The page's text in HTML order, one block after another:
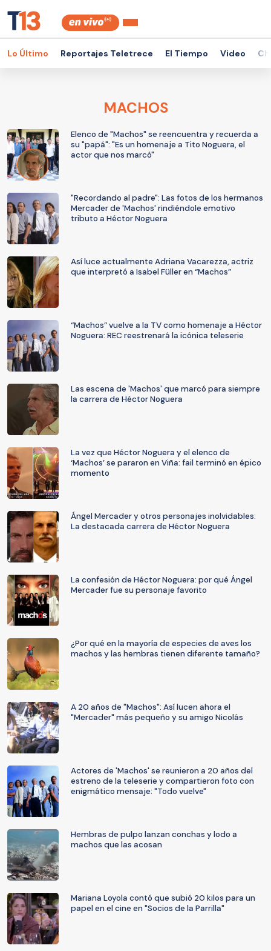
Lo Último Reportajes Teletrece El Tiempo Video
MACHOS
Elenco de "Machos" se reencuentra y recuerda a
su "papá": "Es un homenaje a Tito Noguera, el
actor que nos marcó"
"Recordando al padre": Las fotos de los hermanos
Mercader de 'Machos' rindiéndole emotivo
tributo a Héctor Noguera
Así luce actualmente Adriana Vacarezza, actriz
que interpretó a Isabel Füller en “Machos”
“Machos” vuelve a la TV como homenaje a Héctor
Noguera: REC reestrenará la icónica teleserie
Las escena de 'Machos' que marcó para siempre
la carrera de Héctor Noguera
La vez que Héctor Noguera y el elenco de
‘Machos’ se pararon en Viña: fail terminó en épico
momento
Ángel Mercader y otros personajes inolvidables:
La destacada carrera de Héctor Noguera
La confesión de Héctor Noguera: por qué Ángel
Mercader fue su personaje favorito
¿Por qué en la mayoría de especies de aves los
machos y las hembras tienen diferente tamaño?
A 20 años de "Machos": Así lucen ahora el
"Mercader" más pequeño y su amigo Nicolás
Actores de 'Machos' se reunieron a 20 años del
estreno de la teleserie y compartieron foto con
enigmático mensaje: "Todo vuelve"
Hembras de pulpo lanzan conchas y lodo a
machos que las acosan
Mariana Loyola contó que subió 20 kilos para un
papel en el cine en "Socios de la Parrilla"